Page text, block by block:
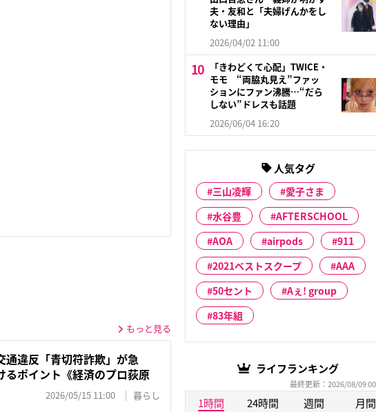
もっと見る
通違反「青切符詐欺」が急
ポイント《経済のプロ荻原
2026/05/15 11:00 暮らし
夫・友和と「夫婦げんかをし
ない理由」
2026/04/02 11:00
「きわどくて心配」TWICE・
モモ “両脇丸見え”ファッ
ションにファン沸騰…“だら
しない”ドレスも話題
2026/06/04 16:20
人気タグ
三山凌輝
愛子さま
水谷豊
AFTERSCHOOL
AOA
airpods
911
2021ベストスクープ
AAA
50セント
Aぇ! group
83年組
ライフランキング
最終更新：2026/08/09
1時間 24時間 週間 月間